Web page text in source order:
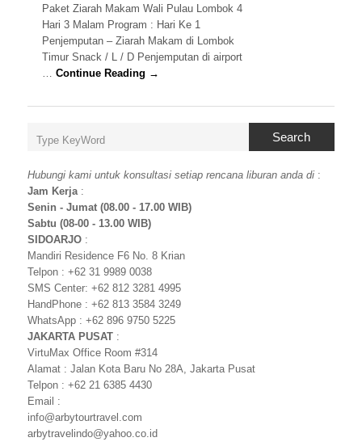
Paket Ziarah Makam Wali Pulau Lombok 4
Hari 3 Malam Program : Hari Ke 1
Penjemputan – Ziarah Makam di Lombok
Timur Snack / L / D Penjemputan di airport
…Continue Reading →
Search
Hubungi kami untuk konsultasi setiap rencana liburan anda di :
Jam Kerja:
Senin - Jumat (08.00 - 17.00 WIB)
Sabtu (08-00 - 13.00 WIB)
SIDOARJO :
Mandiri Residence F6 No. 8 Krian
Telpon : +62 31 9989 0038
SMS Center: +62 812 3281 4995
HandPhone : +62 813 3584 3249
WhatsApp : +62 896 9750 5225
JAKARTA PUSAT :
VirtuMax Office Room #314
Alamat : Jalan Kota Baru No 28A, Jakarta Pusat
Telpon : +62 21 6385 4430
Email :
info@arbytourtravel.com
arbytravelindo@yahoo.co.id